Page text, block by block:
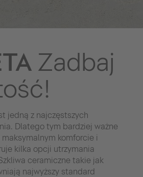
Zadbaj
jedną z najczęstszych
Dlatego tym bardziej ważne
komforcie i
kilka opcji utrzymania
ceramiczne takie jak
najwyższy standard